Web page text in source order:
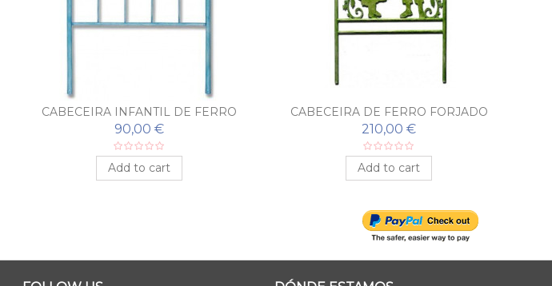
CABECEIRA INFANTIL DE FERRO
FORJADO RATÓN
90,00 €
Add to cart
CABECEIRA DE FERRO FORJADO
NIÑOS
210,00 €
Add to cart